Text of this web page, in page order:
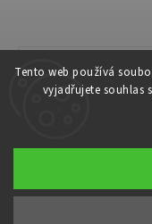
Tento web používá
vyjadřujete souhlas
Copyright 2026